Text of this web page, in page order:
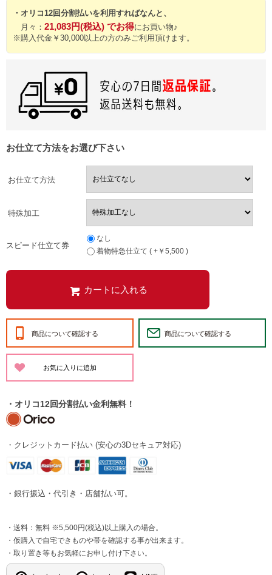
・オリコ12回分割払いを利用すればなんと、
月々： 21,083円(税込) でお得にお買い物♪
※購入代金￥30,000以上の方のみご利用頂けます。
お仕立て方法をお選び下さい
お仕立て方法
特殊加工
スピード仕立て券
なし
着物特急仕立て ( +￥5,500 )
商品について確認する 商品について確認する
・オリコ12回分割払い金利無料！
・クレジットカード払い (安心の3Dセキュア対応)
・銀行振込・代引き・店舗払い可。
・送料：無料 ※5,500円(税込)以上購入の場合。
・仮購入で自宅できものや帯を確認する事が出来ます。
・取り置き等もお気軽にお申し付け下さい。